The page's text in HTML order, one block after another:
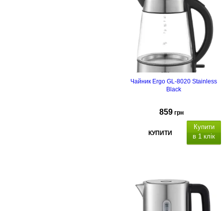
Чайник Ergo GL-8020 Stainless
Black
859 грн
КУПИТИ
Купити
в 1 клік